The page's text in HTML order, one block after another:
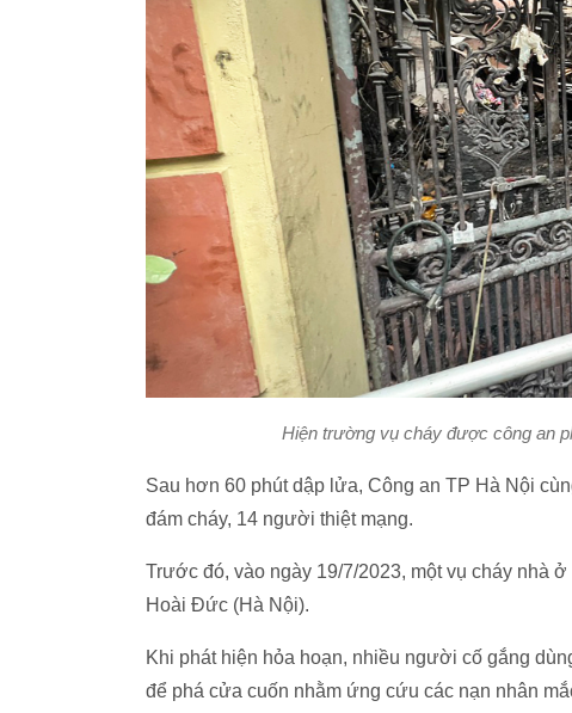
Hiện trường vụ cháy được công an
Sau hơn 60 phút dập lửa, Công an TP Hà Nội
đám cháy, 14 người thiệt mạng.
Trước đó, vào ngày 19/7/2023, một vụ cháy nhà
Hoài Đức (Hà Nội).
Khi phát hiện hỏa hoạn, nhiều người cố gắng
để phá cửa cuốn nhằm ứng cứu các nạn nhân